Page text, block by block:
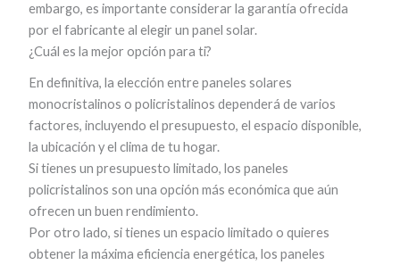
embargo, es importante considerar la garantía ofrecida
por el fabricante al elegir un panel solar.
¿Cuál es la mejor opción para ti?
En definitiva, la elección entre paneles solares
monocristalinos o policristalinos dependerá de varios
factores, incluyendo el presupuesto, el espacio disponible,
la ubicación y el clima de tu hogar.
Si tienes un presupuesto limitado, los paneles
policristalinos son una opción más económica que aún
ofrecen un buen rendimiento.
Por otro lado, si tienes un espacio limitado o quieres
obtener la máxima eficiencia energética, los paneles